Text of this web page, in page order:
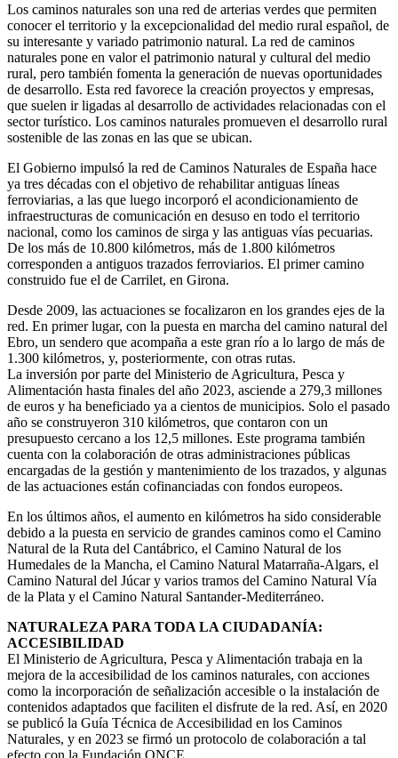
Los caminos naturales son una red de arterias verdes que permiten
conocer el territorio y la excepcionalidad del medio rural español, de
su interesante y variado patrimonio natural. La red de caminos
naturales pone en valor el patrimonio natural y cultural del medio
rural, pero también fomenta la generación de nuevas oportunidades
de desarrollo. Esta red favorece la creación proyectos y empresas,
que suelen ir ligadas al desarrollo de actividades relacionadas con el
sector turístico. Los caminos naturales promueven el desarrollo rural
sostenible de las zonas en las que se ubican.
El Gobierno impulsó la red de Caminos Naturales de España hace
ya tres décadas con el objetivo de rehabilitar antiguas líneas
ferroviarias, a las que luego incorporó el acondicionamiento de
infraestructuras de comunicación en desuso en todo el territorio
nacional, como los caminos de sirga y las antiguas vías pecuarias.
De los más de 10.800 kilómetros, más de 1.800 kilómetros
corresponden a antiguos trazados ferroviarios. El primer camino
construido fue el de Carrilet, en Girona.
Desde 2009, las actuaciones se focalizaron en los grandes ejes de la
red. En primer lugar, con la puesta en marcha del camino natural del
Ebro, un sendero que acompaña a este gran río a lo largo de más de
1.300 kilómetros, y, posteriormente, con otras rutas.
La inversión por parte del Ministerio de Agricultura, Pesca y
Alimentación hasta finales del año 2023, asciende a 279,3 millones
de euros y ha beneficiado ya a cientos de municipios. Solo el pasado
año se construyeron 310 kilómetros, que contaron con un
presupuesto cercano a los 12,5 millones. Este programa también
cuenta con la colaboración de otras administraciones públicas
encargadas de la gestión y mantenimiento de los trazados, y algunas
de las actuaciones están cofinanciadas con fondos europeos.
En los últimos años, el aumento en kilómetros ha sido considerable
debido a la puesta en servicio de grandes caminos como el Camino
Natural de la Ruta del Cantábrico, el Camino Natural de los
Humedales de la Mancha, el Camino Natural Matarraña-Algars, el
Camino Natural del Júcar y varios tramos del Camino Natural Vía
de la Plata y el Camino Natural Santander-Mediterráneo.
NATURALEZA PARA TODA LA CIUDADANÍA:
ACCESIBILIDAD
El Ministerio de Agricultura, Pesca y Alimentación trabaja en la
mejora de la accesibilidad de los caminos naturales, con acciones
como la incorporación de señalización accesible o la instalación de
contenidos adaptados que faciliten el disfrute de la red. Así, en 2020
se publicó la Guía Técnica de Accesibilidad en los Caminos
Naturales, y en 2023 se firmó un protocolo de colaboración a tal
efecto con la Fundación ONCE.